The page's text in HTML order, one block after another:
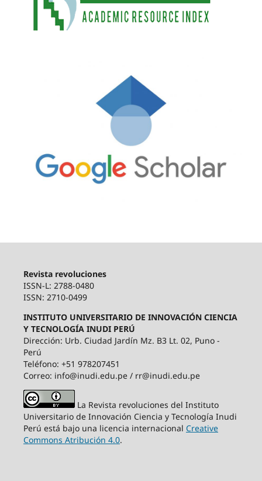
Revista revoluciones
ISSN-L: 2788-0480
ISSN: 2710-0499
INSTITUTO UNIVERSITARIO DE INNOVACIÓN CIENCIA
Y TECNOLOGÍA INUDI PERÚ
Dirección: Urb. Ciudad Jardín Mz. B3 Lt. 02, Puno -
Perú
Teléfono: +51 978207451
Correo: info@inudi.edu.pe / rr@inudi.edu.pe
La Revista revoluciones del Instituto
Universitario de Innovación Ciencia y Tecnología Inudi
Perú está bajo una licencia internacional Creative
Commons Atribución 4.0.